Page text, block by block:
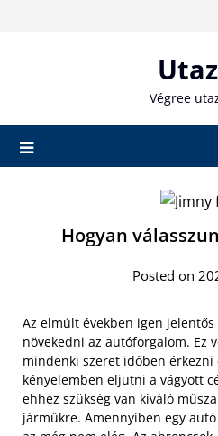
Végree
Hogyan
Posted on
Az elmúlt években igen
növekedni az autóforgalom. Ez
mindenki szeret időben érkezni
kényelemben eljutni a vágyott
ehhez szükség van kiváló
járműkre. Amennyiben egy